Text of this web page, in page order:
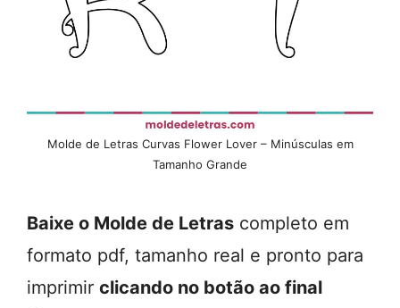
Molde de Letras Curvas Flower Lover – Minúsculas em
Tamanho Grande
Baixe o Molde de Letras completo em
formato pdf, tamanho real e pronto para
imprimir clicando no botão ao final